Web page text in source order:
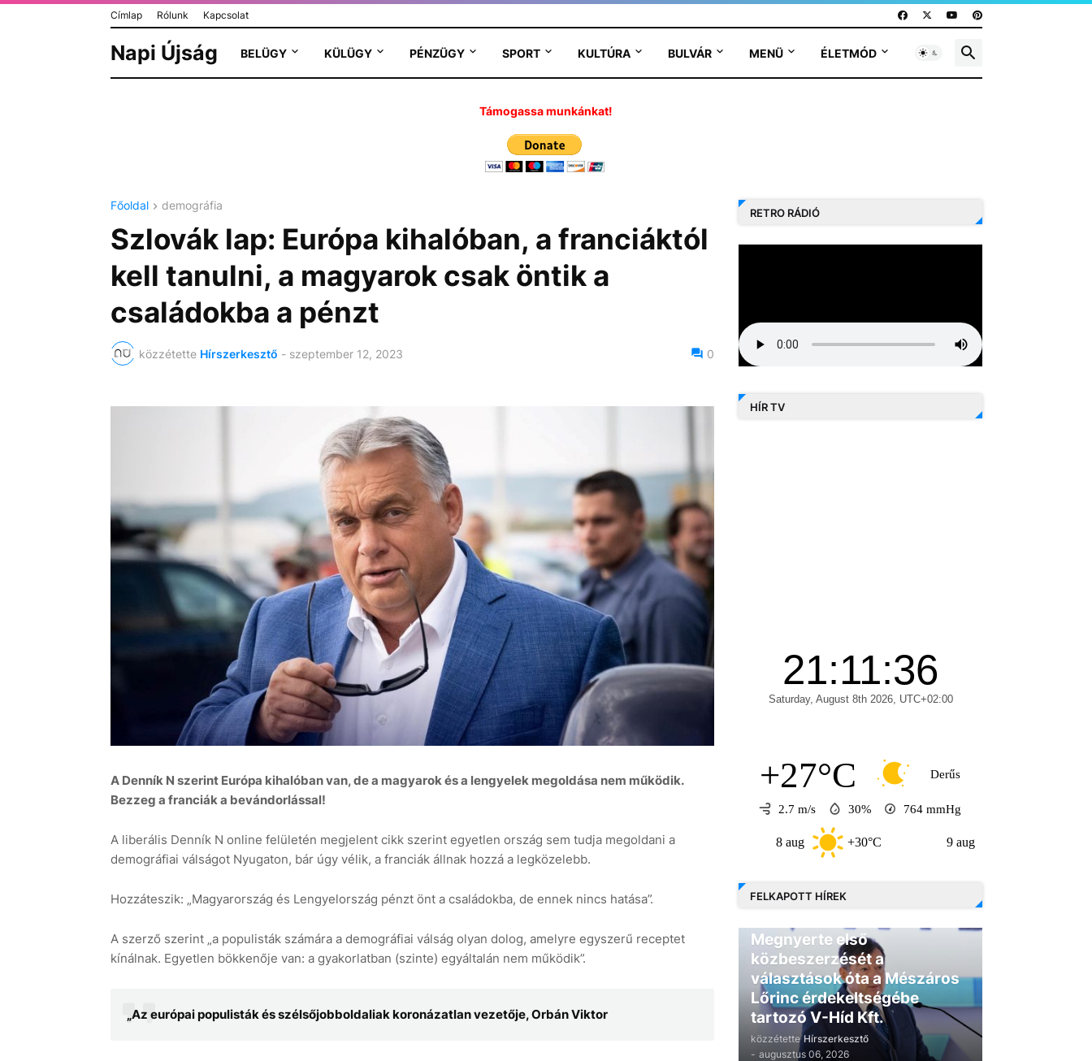
Címlap Rólunk Kapcsolat
Napi Újság BELÜGY KÜLÜGY PÉNZÜGY SPORT KULTÚRA BULVÁR MENÜ ÉLETMÓD
Támogassa munkánkat!
Főoldal demográfia
Szlovák lap: Európa kihalóban, a franciáktól
kell tanulni, a magyarok csak öntik a
családokba a pénzt
közzétette Hírszerkesztő - szeptember 12, 2023 0
A Denník N szerint Európa kihalóban van, de a magyarok és a lengyelek megoldása nem működik.
Bezzeg a franciák a bevándorlással!
A liberális Denník N online felületén megjelent cikk szerint egyetlen ország sem tudja megoldani a
demográfiai válságot Nyugaton, bár úgy vélik, a franciák állnak hozzá a legközelebb.
Hozzáteszik: „Magyarország és Lengyelország pénzt önt a családokba, de ennek nincs hatása”.
A szerző szerint „a populisták számára a demográfiai válság olyan dolog, amelyre egyszerű receptet
kínálnak. Egyetlen bökkenője van: a gyakorlatban (szinte) egyáltalán nem működik”.
„Az európai populisták és szélsőjobboldaliak koronázatlan vezetője, Orbán Viktor
RETRO RÁDIÓ
HÍR TV
+27°C Derűs
2.7 m/s 30% 764 mmHg
+30°C +30°C
FELKAPOTT HÍREK
Megnyerte első
közbeszerzését a
választások óta a Mészáros
Lőrinc érdekeltségébe
tartozó V-Híd Kft.
közzétette Hírszerkesztő
- augusztus 06, 2026